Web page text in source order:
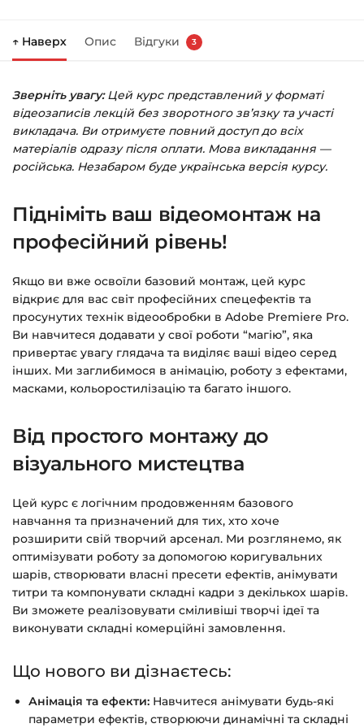
Праворуч з’явиться кошик — натисніть
Заповніть всі поля (пошта та пароль).
Оплатіть зручним способом (більше 8
способів оплати).
Натисніть її — і відкриється сторінка з
курсами.
на email.
Доступ до курсів: без обмежень за часом.
Детальніше про оплату та безпеку — у довідці
>>>
чат на сайті.
↑ Наверх Опис Відгуки 3
Зверніть увагу:Цей курс представлений у форматі
відеозаписів лекцій без зворотного зв’язку та участі
викладача. Ви отримуєте повний доступ до всіх
матеріалів одразу після оплати. Мова викладання —
російська. Незабаром буде українська версія курсу.
Підніміть ваш відеомонтаж на
професійний рівень!
Якщо ви вже освоїли базовий монтаж, цей курс
відкриє для вас світ професійних спецефектів та
просунутих технік відеообробки в Adobe Premiere Pro.
Ви навчитеся додавати у свої роботи “магію”, яка
привертає увагу глядача та виділяє ваші відео серед
інших. Ми заглибимося в анімацію, роботу з ефектами,
масками, кольоростилізацію та багато іншого.
Від простого монтажу до
візуального мистецтва
Цей курс є логічним продовженням базового
навчання та призначений для тих, хто хоче
розширити свій творчий арсенал. Ми розглянемо, як
оптимізувати роботу за допомогою коригувальних
шарів, створювати власні пресети ефектів, анімувати
титри та компонувати складні кадри з декількох шарів.
Ви зможете реалізовувати сміливіші творчі ідеї та
виконувати складні комерційні замовлення.
Що нового ви дізнаєтесь:
Анімація та ефекти: Навчитеся анімувати будь-які
параметри ефектів, створюючи динамічні та складні